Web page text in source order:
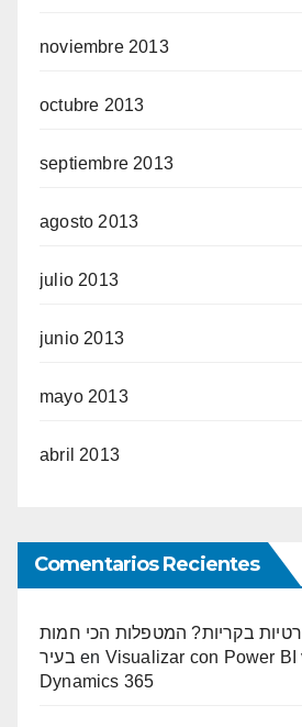
noviembre 2013
octubre 2013
septiembre 2013
agosto 2013
julio 2013
junio 2013
mayo 2013
abril 2013
Comentarios Recientes
בקריות? המטפלות הכי חמות
בעיר en Visualizar con Power BI
Dynamics 365